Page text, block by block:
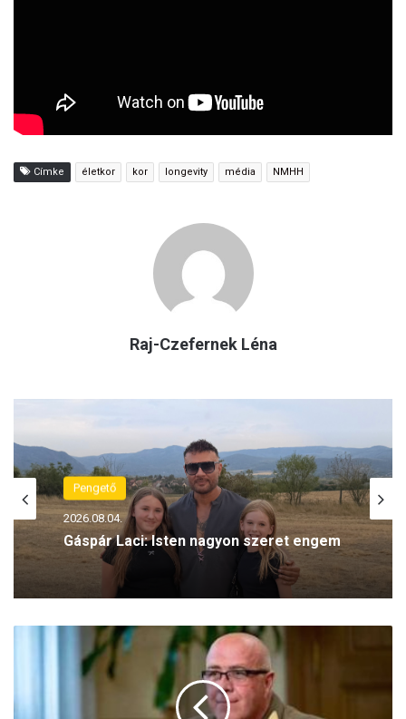
Címke életkor kor longevity média NMHH
Raj-Czefernek Léna
Pengető
2026.08.04.
Gáspár Laci: Isten nagyon szeret engem
Családháló
2026.08.04.
Rontja a gyerekek írás- és számolási
készségét a korai közösségimédia-
használat